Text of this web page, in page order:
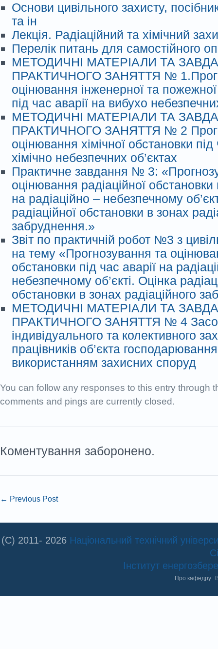
Основи цивільного захисту,
та ін
Лекція. Радіаційний та хімічний
Перелік питань для самостійного
МЕТОДИЧНІ МАТЕРІАЛИ ТА
ПРАКТИЧНОГО ЗАНЯТТЯ №
оцінювання інженерної та
під час аварії на вибухо
МЕТОДИЧНІ МАТЕРІАЛИ ТА
ПРАКТИЧНОГО ЗАНЯТТЯ № 2
оцінювання хімічної обстановки під
хімічно небезпечних об’єктах
Практичне завдання № 3:
оцінювання радіаційної обстановки
на радіаційно – небезпечному
радіаційної обстановки в зонах
забруднення.»
Звіт по практичній робот №3 з
на тему «Прогнозування та
обстановки під час аварії на
небезпечному об’єкті. Оцінка
обстановки в зонах радіаційного
МЕТОДИЧНІ МАТЕРІАЛИ ТА
ПРАКТИЧНОГО ЗАНЯТТЯ № 4
індивідуального та колективного
працівників об’єкта
використанням захисних споруд
You can follow any responses to this entry through
comments and pings are currently closed.
Коментування заборонено.
← Previous Post
(C) 2011- 2026 Національний технічний
Інститут
Про кафедру